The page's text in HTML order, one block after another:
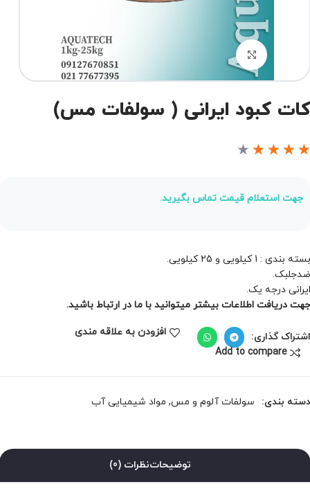
برای بزرگنمایی کلیک کنید
کبود ایرانی ( سولفات مس)
★
★
★
★
جهت استعلام قیمت تماس بگیرید.
بندی : 1 کیلویی و 25 کیلویی.
درجه یک.
دریافت اطلاعات بیشتر میتوانید با ما در ارتباط باشید.
گذاری:
افزودن به علاقه مندی
Add to compare
بندی: سولفات آلوم و مس, مواد شیمیایی آب
توضیحاتنظرات (0)